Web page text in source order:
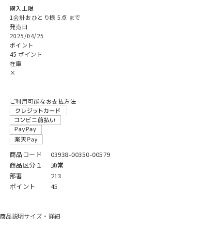
購入上限
1会計おひとり様 5点 まで
発売日
2025/04/25
ポイント
45 ポイント
在庫
×
ご利用可能なお支払方法
商品コード
03938-00350-00579
商品区分１
通常
部署
213
ポイント
45
商品説明サイズ・詳細